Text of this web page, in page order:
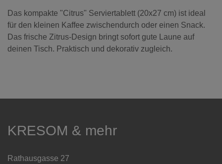
Das kompakte "Citrus" Serviertablett (20x27 cm) ist ideal
für den kleinen Kaffee zwischendurch oder einen Snack.
Das frische Zitrus-Design bringt sofort gute Laune auf
deinen Tisch. Praktisch und dekorativ zugleich.
KRESOM & mehr
Rathausgasse 27